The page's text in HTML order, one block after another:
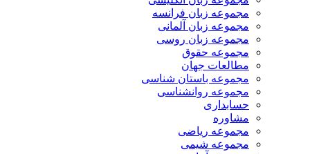
مجموعه زبان فرانسه
مجموعه زبان آلمانی
مجموعه زبان روسی
مجموعه حقوق
مطالعات جهان
مجموعه باستان شناسی
مجموعه روانشناسی
حسابداری
مشاوره
مجموعه ریاضی
مجموعه شیمی